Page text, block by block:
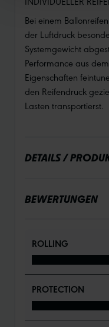
Bei einem
der Luftdruck
Systemgewicht
Performance aus
Eigenschaften
den Reifendruck
Lasten transportierst.
DETAILS /
BEWERTUNGEN
ROLLING
PROTECTION